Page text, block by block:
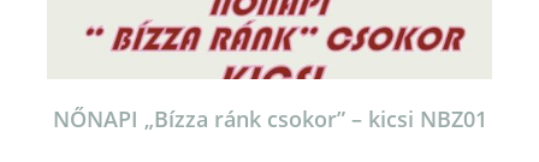
NŐNAPI „Bízza ránk csokor” – kicsi NBZ01